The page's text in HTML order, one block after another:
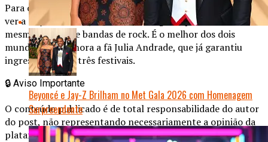
Para os fãs de pop, a novidade é bem-vinda. “Sempre quis
ver a Taylor ao vivo, mas nunca imaginei que seria no
mesmo palco que bandas de rock. É o melhor dos dois
mundos”, comemora a fã Julia Andrade, que já garantiu
ingresso para os três festivais.
🔒 Aviso Importante
O conteúdo publicado é de total responsabilidade do autor
do post, não representando necessariamente a opinião da
plataforma.
Beyoncé e Jay-Z Brilham no Met Gala 2026 com Homenagem
Surpreendente